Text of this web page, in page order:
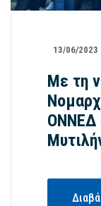
13/06/2023
Με τη
ΟΝΝΕΔ